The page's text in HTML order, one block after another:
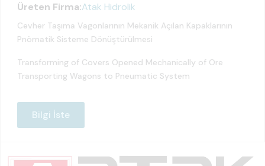
Üreten Firma:Atak Hidrolik
Cevher Taşıma Vagonlarının Mekanik Açılan Kapaklarının
Pnömatik Sisteme Dönüştürülmesi
Transforming of Covers Opened Mechanically of Ore
Transporting Wagons to Pneumatic System
Bilgi İste